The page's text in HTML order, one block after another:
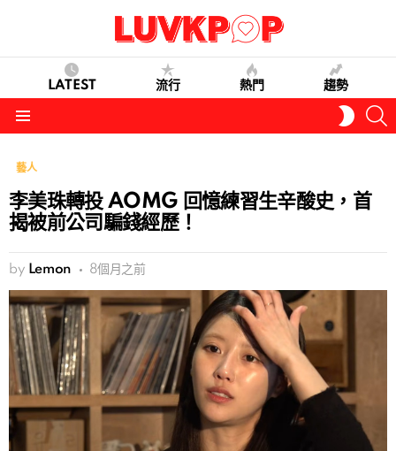
LATEST 流行 熱門 趨勢
SKIN
藝人
李美珠轉投 AOMG 回憶練習生辛酸史，首
揭被前公司騙錢經歷！
by Lemon 8個月之前